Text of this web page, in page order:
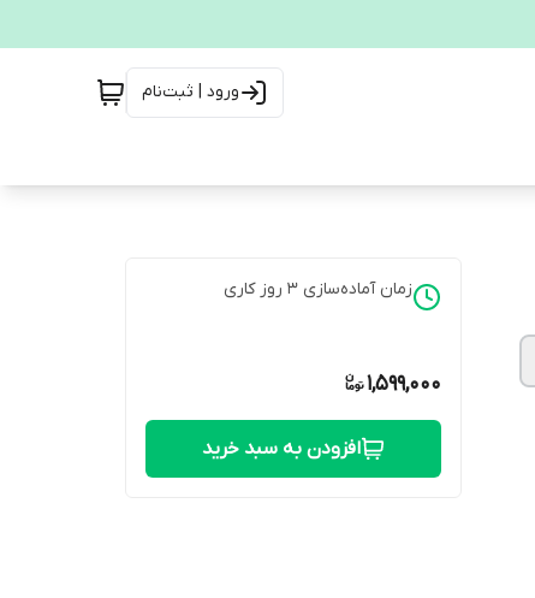
ورود | ثبت‌نام
زمان آماده‌سازی 3 روز کاری
1,599,000
افزودن به سبد خرید